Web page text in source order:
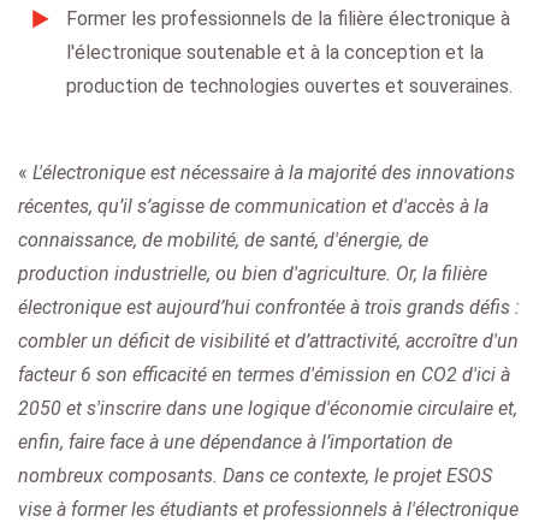
Former les professionnels de la filière électronique à
l'électronique soutenable et à la conception et la
production de technologies ouvertes et souveraines.
« L'électronique est nécessaire à la majorité des innovations
récentes, qu’il s’agisse de communication et d'accès à la
connaissance, de mobilité, de santé, d'énergie, de
production industrielle, ou bien d'agriculture. Or, la filière
électronique est aujourd’hui confrontée à trois grands défis :
combler un déficit de visibilité et d’attractivité, accroître d'un
facteur 6 son efficacité en termes d'émission en CO2 d'ici à
2050 et s'inscrire dans une logique d'économie circulaire et,
enfin, faire face à une dépendance à l’importation de
nombreux composants. Dans ce contexte, le projet ESOS
vise à former les étudiants et professionnels à l'électronique